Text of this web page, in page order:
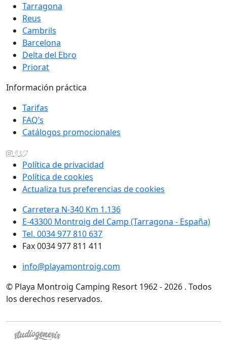
Tarragona
Reus
Cambrils
Barcelona
Delta del Ebro
Priorat
Información práctica
Tarifas
FAQ’s
Catálogos promocionales
Política de privacidad
Política de cookies
Actualiza tus preferencias de cookies
Carretera N-340 Km 1.136
E-43300 Montroig del Camp (Tarragona - España)
Tel. 0034 977 810 637
Fax 0034 977 811 411
info@playamontroig.com
© Playa Montroig Camping Resort 1962 - 2026 . Todos
los derechos reservados.